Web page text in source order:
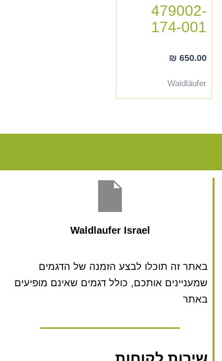
479002-
174-001
₪ 650.00
Waldläufer
Waldlaufer Israel
באתר זה תוכלו לבצע הזמנה של הדגמים
שמעניינים אותכם, כולל דגמים שאינם מופיעים
באתר